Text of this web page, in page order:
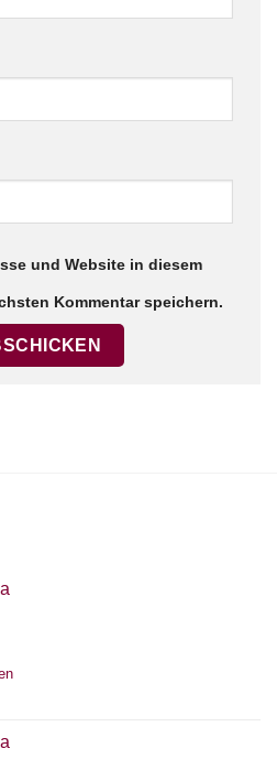
und Website in diesem
Kommentar speichern.